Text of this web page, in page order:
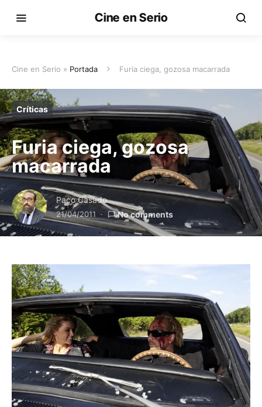
Cine en Serio
Cine en Serio » Portada Furia ciega, gozosa macarrada
Críticas
Furia ciega, gozosa
macarrada
Paco Casado
21/04/2011 No comments